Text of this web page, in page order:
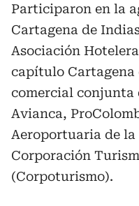
Participaron en la
Cartagena de
Asociación
capítulo Cartagena
comercial conjunta
Avianca,
Aeroportuaria de la
Corporación
(Corpoturismo).